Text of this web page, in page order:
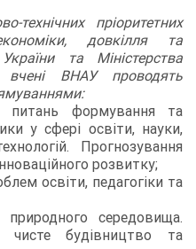
пріоритетних
довкілля та
та Міністерства
ВНАУ проводять
питань формування та
у сфері освіти, науки,
Прогнозування
розвитку;
освіти, педагогіки та
середовища.
чисте будівництво та